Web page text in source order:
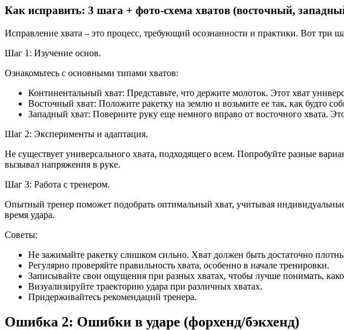
Как исправить: 3 шага + фото-схема хватов (восточный,
Исправление хвата – это процесс, требующий осознанности и практики. Вот три
Шаг 1: Изучение основ.
Ознакомьтесь с основными типами хватов:
Континентальный хват: Представьте, что держите молоток. Этот хват
Восточный хват: Положите ракетку на землю и возьмите ее так, как будто
Западный хват: Поверните руку еще немного вправо от восточного хвата.
Шаг 2: Эксперименты и адаптация.
Не существует универсального хвата, подходящего всем. Попробуйте разные
вызывал напряжения в руке.
Шаг 3: Работа с тренером.
Опытный тренер поможет подобрать оптимальный хват, учитывая
время удара.
Советы:
Не зажимайте ракетку слишком сильно. Хват должен быть достаточно
Регулярно проверяйте правильность хвата, особенно в начале тренировки.
Записывайте свои ощущения при разных хватах, чтобы лучше понимать,
Визуализируйте траекторию удара при различных хватах.
Придерживайтесь рекомендаций тренера.
Ошибка 2: Ошибки в ударе (форхенд/бэкхенд)